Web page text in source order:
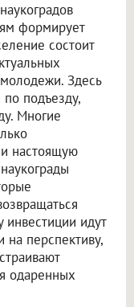
формирует
состоит
Здесь
подъезду,
Многие
настоящую
инвестиции идут
на перспективу,
одаренных